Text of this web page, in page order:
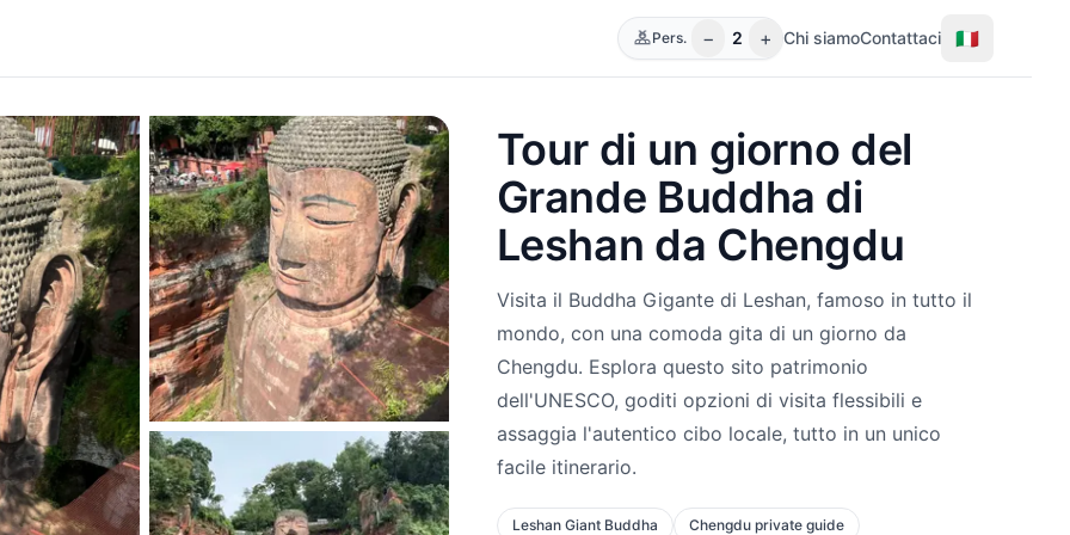
Pers. − 2 + Chi siamoContattaci 🇮🇹
Tour di un giorno del
Grande Buddha di
Leshan da Chengdu
Visita il Buddha Gigante di Leshan, famoso in tutto il
mondo, con una comoda gita di un giorno da
Chengdu. Esplora questo sito patrimonio
dell'UNESCO, goditi opzioni di visita flessibili e
assaggia l'autentico cibo locale, tutto in un unico
facile itinerario.
Leshan Giant Buddha Chengdu private guide